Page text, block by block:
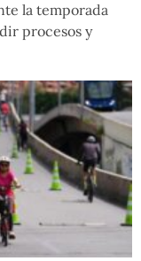
la temporada
procesos y